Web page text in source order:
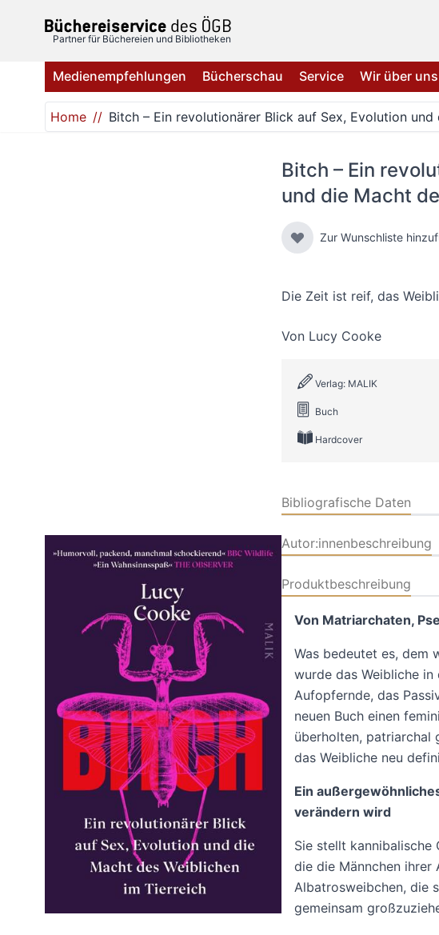
Partner für Büchereien und Bibliotheken
Medienempfehlungen Bücherschau Service Wir über uns
Home Bitch – Ein revolutionärer Blick auf Sex, Evolution
Bitch – Ein
und die Macht
Zur Wunschliste
Die Zeit ist reif, das
Von Lucy Cooke
Verlag: MALIK
Buch
Hardcover
Bibliografische Daten
Autor:innenbeschreibung
Produktbeschreibung
Von Matriarchaten,
Was bedeutet es, dem
wurde das Weibliche
Aufopfernde, das
neuen Buch einen
überholten, patriarchal
das Weibliche neu
Ein
verändern wird
Sie stellt kannibalische
die die Männchen
Albatrosweibchen, die
gemeinsam